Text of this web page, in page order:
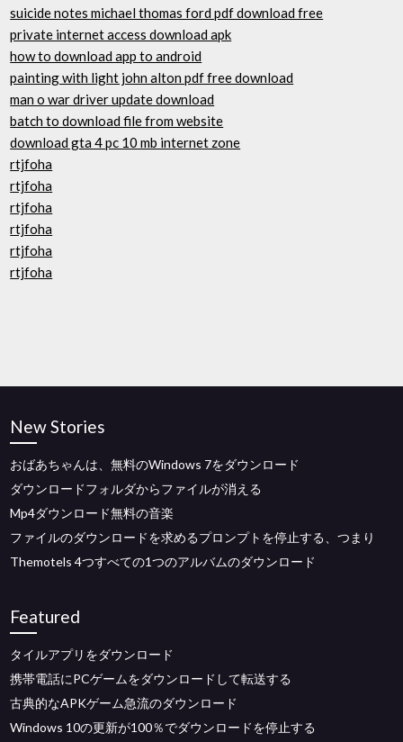
suicide notes michael thomas ford pdf download free
private internet access download apk
how to download app to android
painting with light john alton pdf free download
man o war driver update download
batch to download file from website
download gta 4 pc 10 mb internet zone
rtjfoha
rtjfoha
rtjfoha
rtjfoha
rtjfoha
rtjfoha
New Stories
おばあちゃんは、無料のWindows 7をダウンロード
ダウンロードフォルダからファイルが消える
Mp4ダウンロード無料の音楽
ファイルのダウンロードを求めるプロンプトを停止する、つまり
Themotels 4つすべての1つのアルバムのダウンロード
Featured
タイルアプリをダウンロード
携帯電話にPCゲームをダウンロードして転送する
古典的なAPKゲーム急流のダウンロード
Windows 10の更新が100％でダウンロードを停止する